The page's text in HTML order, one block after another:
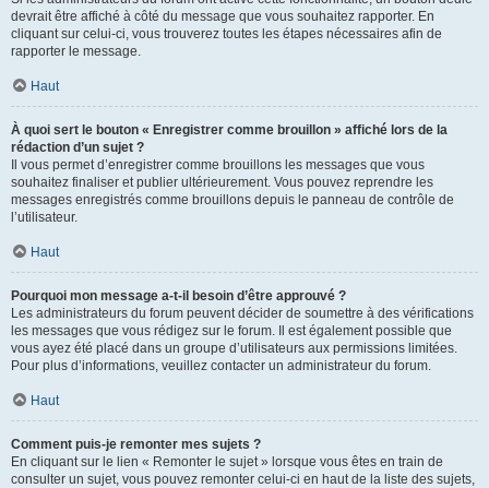
devrait être affiché à côté du message que vous souhaitez rapporter. En
cliquant sur celui-ci, vous trouverez toutes les étapes nécessaires afin de
rapporter le message.
Haut
À quoi sert le bouton « Enregistrer comme brouillon » affiché lors de la
rédaction d’un sujet ?
Il vous permet d’enregistrer comme brouillons les messages que vous
souhaitez finaliser et publier ultérieurement. Vous pouvez reprendre les
messages enregistrés comme brouillons depuis le panneau de contrôle de
l’utilisateur.
Haut
Pourquoi mon message a-t-il besoin d’être approuvé ?
Les administrateurs du forum peuvent décider de soumettre à des vérifications
les messages que vous rédigez sur le forum. Il est également possible que
vous ayez été placé dans un groupe d’utilisateurs aux permissions limitées.
Pour plus d’informations, veuillez contacter un administrateur du forum.
Haut
Comment puis-je remonter mes sujets ?
En cliquant sur le lien « Remonter le sujet » lorsque vous êtes en train de
consulter un sujet, vous pouvez remonter celui-ci en haut de la liste des sujets,